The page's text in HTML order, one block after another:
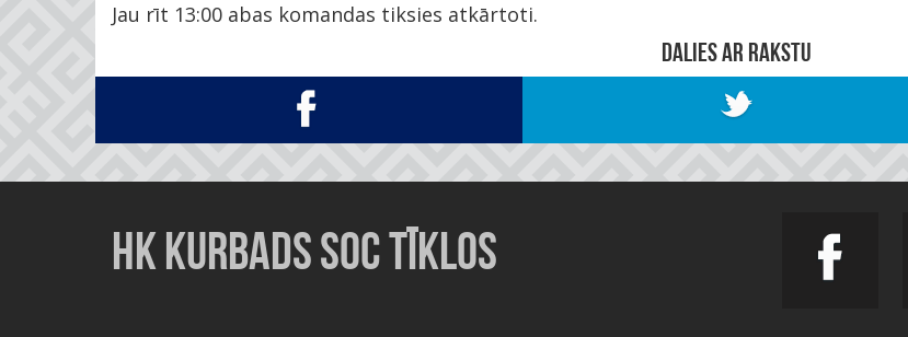
Jau rīt 13:00 abas komandas tiksies atkārtoti.
DALIES AR RAKSTU
HK KURBADS SOC TĪKLOS